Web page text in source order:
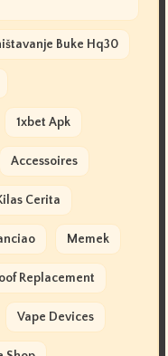
Buke Hq30
1xbet Apk
Accessoires
Cerita
Memek
Replacement
Vape Devices